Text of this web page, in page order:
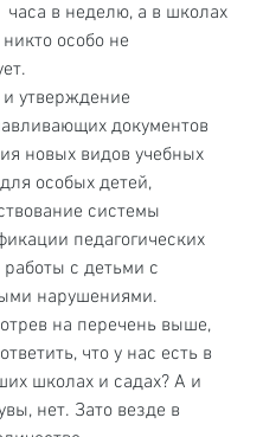
часа в неделю, а в школах
особо не
утверждение
документов
новых видов учебных
особых детей,
системы
педагогических
с детьми с
нарушениями.
на перечень выше,
что у нас есть в
школах и садах? А и
нет. Зато везде в